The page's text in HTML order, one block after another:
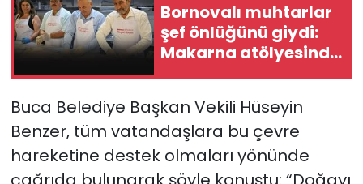
Bornovalı muhtarlar
şef önlüğünü giydi:
Makarna atölyesinde
buluştular
Buca Belediye Başkan Vekili Hüseyin
Benzer, tüm vatandaşlara bu çevre
hareketine destek olmaları yönünde